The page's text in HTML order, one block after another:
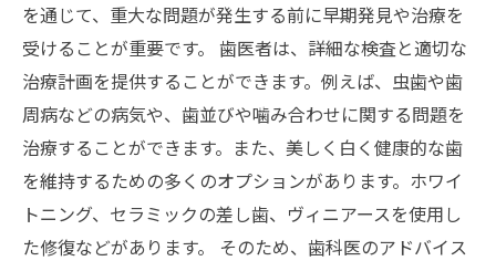
を通じて、重大な問題が発生する前に早期発見や治療を
受けることが重要です。 歯医者は、詳細な検査と適切な
治療計画を提供することができます。例えば、虫歯や歯
周病などの病気や、歯並びや噛み合わせに関する問題を
治療することができます。また、美しく白く健康的な歯
を維持するための多くのオプションがあります。ホワイ
トニング、セラミックの差し歯、ヴィニアースを使用し
た修復などがあります。 そのため、歯科医のアドバイス